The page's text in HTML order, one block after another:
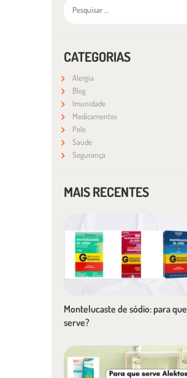
CATEGORIAS
Alergia
Blog
Imunidade
Medicamentos
Pele
Saúde
Segurança
MAIS RECENTES
Montelucaste de sódio: para que
serve?